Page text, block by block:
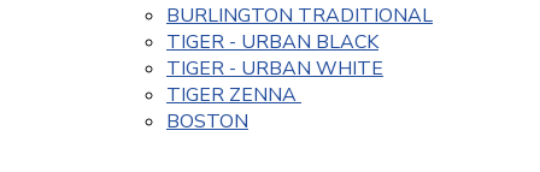
BURLINGTON TRADITIONAL
TIGER - URBAN BLACK
TIGER - URBAN WHITE
TIGER ZENNA
BOSTON